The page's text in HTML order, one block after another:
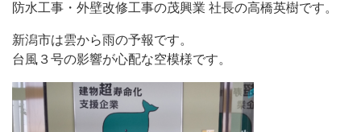
防水工事・外壁改修工事の茂興業 社長の高橋英樹です。
新潟市は雲から雨の予報です。
台風３号の影響が心配な空模様です。